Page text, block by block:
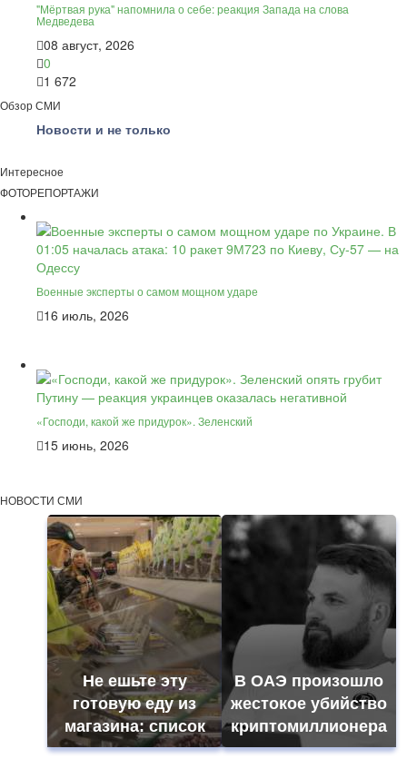
"Мёртвая рука" напомнила о себе: реакция Запада на слова
Медведева
08 август, 2026
0
1 672
Обзор СМИ
Новости и не только
Интересное
ФОТОРЕПОРТАЖИ
Военные эксперты о самом мощном ударе
16 июль, 2026
«Господи, какой же придурок». Зеленский
15 июнь, 2026
НОВОСТИ СМИ
Не ешьте эту
готовую еду из
магазина: список
В ОАЭ произошло
жестокое убийство
криптомиллионера